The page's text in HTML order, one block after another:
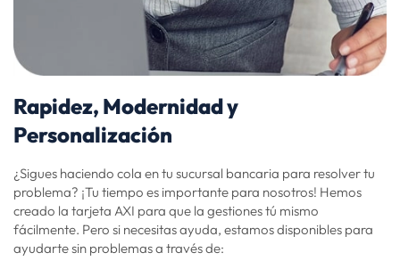
Rapidez, Modernidad y
Personalización
¿Sigues haciendo cola en tu sucursal bancaria para resolver tu
problema? ¡Tu tiempo es importante para nosotros! Hemos
creado la tarjeta AXI para que la gestiones tú mismo
fácilmente. Pero si necesitas ayuda, estamos disponibles para
ayudarte sin problemas a través de: